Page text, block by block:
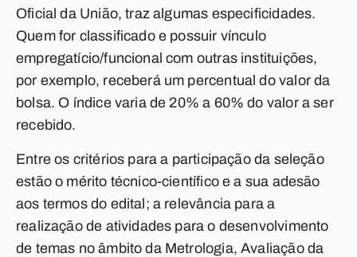
Oficial da União, traz algumas especificidades.
Quem for classificado e possuir vínculo
empregatício/funcional com outras instituições,
por exemplo, receberá um percentual do valor da
bolsa. O índice varia de 20% a 60% do valor a ser
recebido.
Entre os critérios para a participação da seleção
estão o mérito técnico-científico e a sua adesão
aos termos do edital; a relevância para a
realização de atividades para o desenvolvimento
de temas no âmbito da Metrologia, Avaliação da